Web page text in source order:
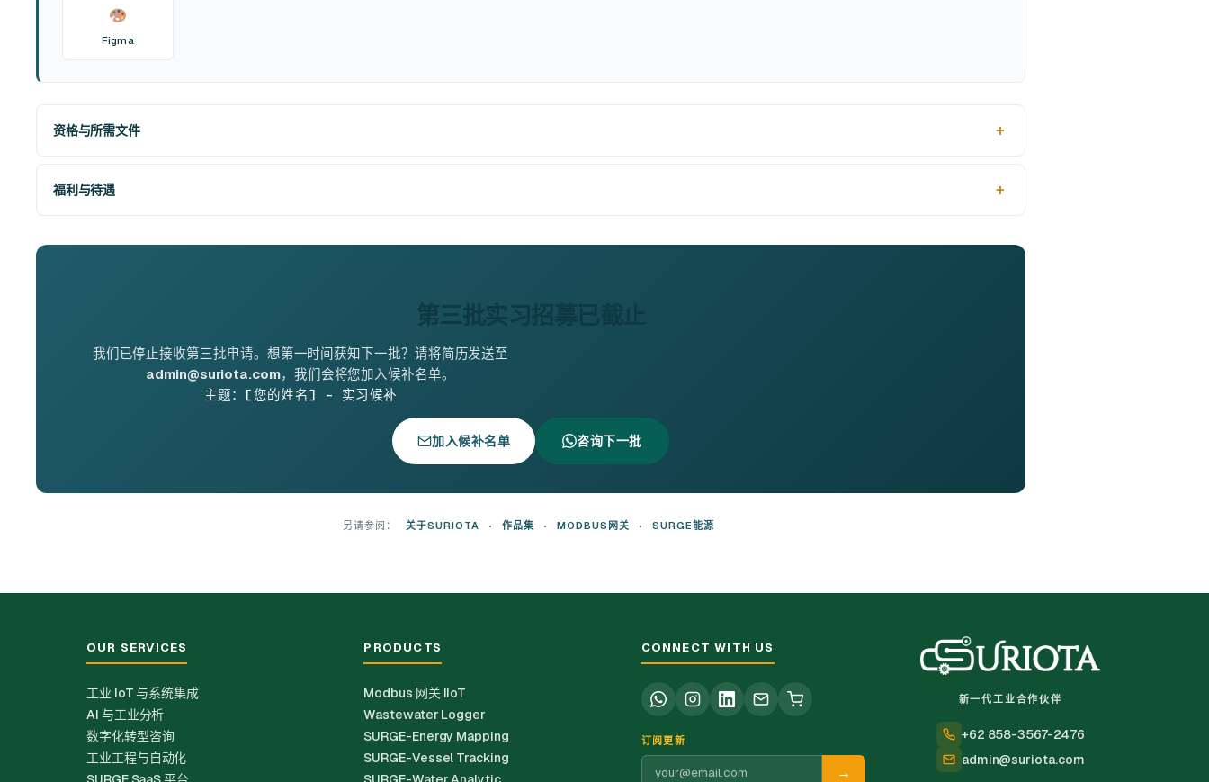
Figma
资格与所需文件
福利与待遇
第三批实习招募已截止
我们已停止接收第三批申请。想第一时间获知下一批？请将简历发送至
admin@suriota.com，我们会将您加入候补名单。
主题：[您的姓名] – 实习候补
加入候补名单 咨询下一批
另请参阅： 关于SURIOTA • 作品集 • MODBUS网关 • SURGE能源
OUR SERVICES
工业 IoT 与系统集成
AI 与工业分析
数字化转型咨询
工业工程与自动化
PRODUCTS
Modbus 网关 IIoT
Wastewater Logger
SURGE-Energy Mapping
SURGE-Vessel Tracking
CONNECT WITH US
订阅更新
→
新一代工业合作伙伴
+62 858-3567-2476
admin@suriota.com